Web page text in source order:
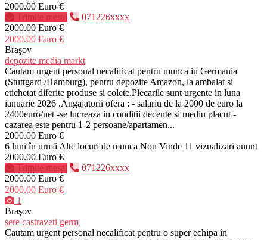
2000.00 Euro €
Trimite mesaj
071226xxxx
2000.00 Euro €
2000.00 Euro €
Braşov
depozite media markt
Cautam urgent personal necalificat pentru munca in Germania
(Stuttgard /Hamburg), pentru depozite Amazon, la ambalat si
etichetat diferite produse si colete.Plecarile sunt urgente in luna
ianuarie 2026 .Angajatorii ofera : - salariu de la 2000 de euro la
2400euro/net -se lucreaza in conditii decente si mediu placut -
cazarea este pentru 1-2 persoane/apartamen...
2000.00 Euro €
6 luni în urmă Alte locuri de munca Nou Vinde 11 vizualizari anunt
2000.00 Euro €
Trimite mesaj
071226xxxx
2000.00 Euro €
2000.00 Euro €
1
Braşov
sere castraveti germ
Cautam urgent personal necalificat pentru o super echipa in